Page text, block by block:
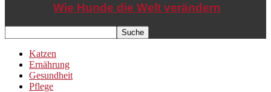
Wie Hunde die Welt verändern
Katzen
Ernährung
Gesundheit
Pflege